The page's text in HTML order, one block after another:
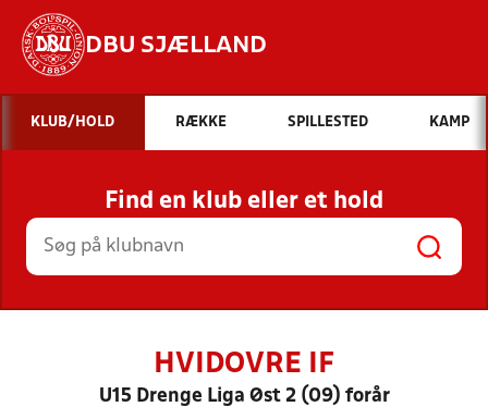
DBU SJÆLLAND
Hvad vil du søge efter?
INDHOLD OG NYHEDER
STILLINGER, RESULTATER, KLUBBER OG
HOLD
KLUB/HOLD RÆKKE SPILLESTED KAMP
Find en klub eller et hold
HVIDOVRE IF
U15 Drenge Liga Øst 2 (09) forår